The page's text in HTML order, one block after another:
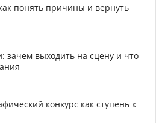
понять причины и вернуть
зачем выходить на сцену и что
конкурс как ступень к